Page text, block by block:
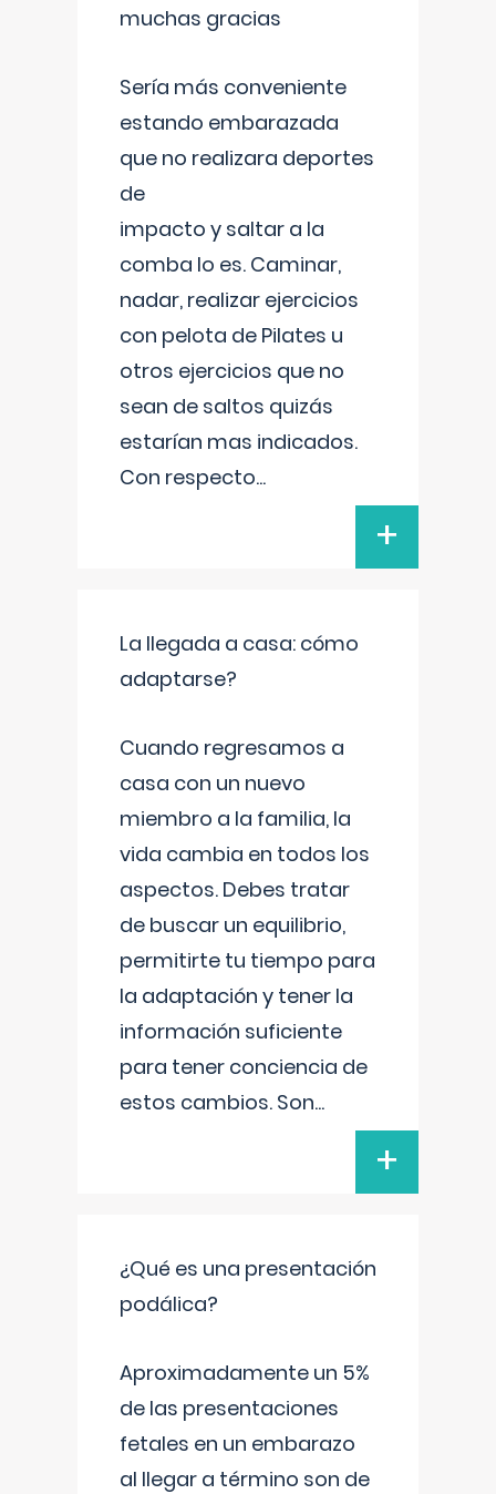
muchas gracias
Sería más conveniente
estando embarazada
que no realizara deportes
de
impacto y saltar a la
comba lo es. Caminar,
nadar, realizar ejercicios
con pelota de Pilates u
otros ejercicios que no
sean de saltos quizás
estarían mas indicados.
Con respecto...
+
La llegada a casa: cómo
adaptarse?
Cuando regresamos a
casa con un nuevo
miembro a la familia, la
vida cambia en todos los
aspectos. Debes tratar
de buscar un equilibrio,
permitirte tu tiempo para
la adaptación y tener la
información suficiente
para tener conciencia de
estos cambios. Son...
+
¿Qué es una presentación
podálica?
Aproximadamente un 5%
de las presentaciones
fetales en un embarazo
al llegar a término son de